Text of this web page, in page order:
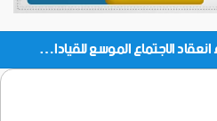
برعاية الرئيس الزُبيدي.. بدء انعقاد الاجتماع الموسع للقيادات المحلية بالعاصمة ولمديريات وكتل مجلس العموم ومنسقيات الجامعة بالعاصمة عدن